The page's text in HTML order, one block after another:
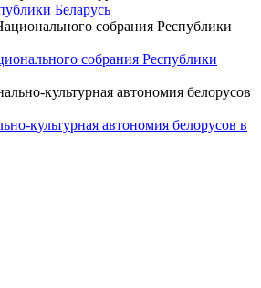
Беларусь
собрания Республики
культурная автономия белорусов в